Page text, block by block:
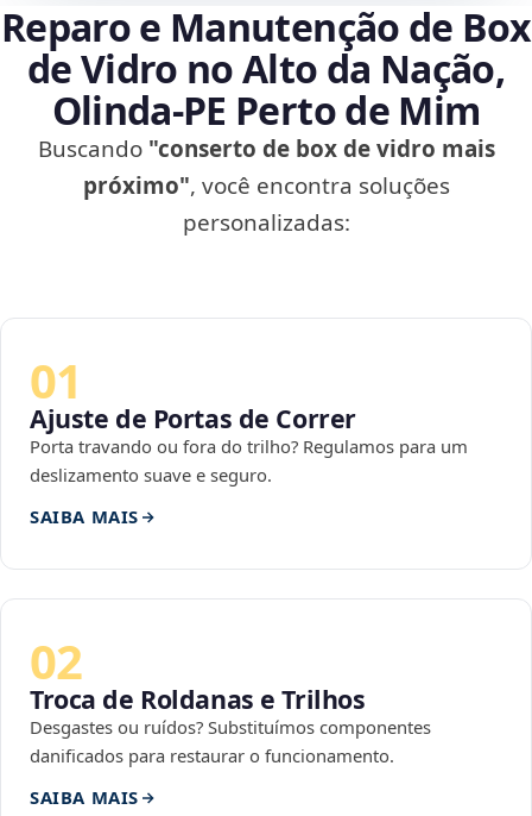
Reparo e Manutenção de Box
de Vidro no Alto da Nação,
Olinda‑PE Perto de Mim
Buscando "conserto de box de vidro mais
próximo", você encontra soluções
personalizadas:
01
Ajuste de Portas de Correr
Porta travando ou fora do trilho? Regulamos para um
deslizamento suave e seguro.
SAIBA MAIS
02
Troca de Roldanas e Trilhos
Desgastes ou ruídos? Substituímos componentes
danificados para restaurar o funcionamento.
SAIBA MAIS